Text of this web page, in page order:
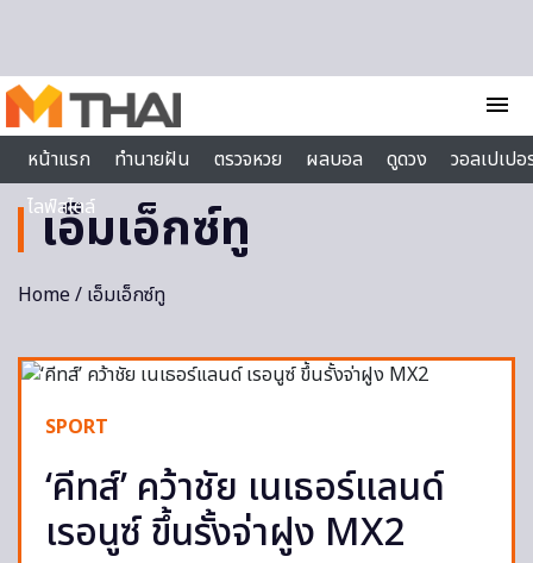
menu
หน้าแรก
ทำนายฝัน ตรวจหวย ผลบอล ดูดวง
วอลเปเป
ไลฟ์สไตล์
เอ็มเอ็กซ์ทู
Home/ เอ็มเอ็กซ์ทู
SPORT
‘คีทส์’ คว้าชัย เนเธอร์แลนด์
เรอนูซ์ ขึ้นรั้งจ่าฝูง MX2